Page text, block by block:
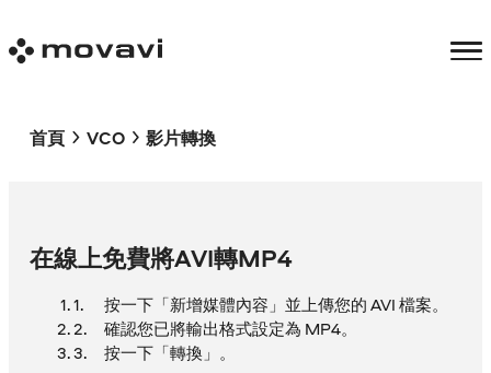
首頁 VCO 影片轉換
在線上免費將AVI轉MP4
按一下「新增媒體內容」並上傳您的 AVI 檔案。
確認您已將輸出格式設定為 MP4。
按一下「轉換」。